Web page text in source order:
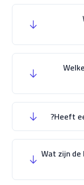
Heeft
Wat zijn